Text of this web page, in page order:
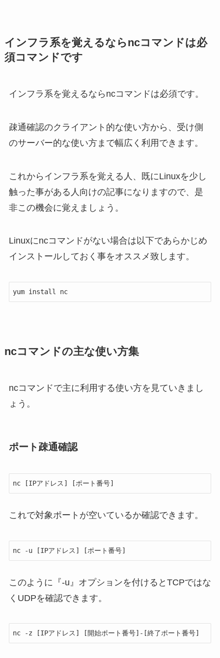
インフラ系を覚えるならncコマンドは必
須コマンドです
インフラ系を覚えるならncコマンドは必須です。
疎通確認のクライアント的な使い方から、受け側
のサーバー的な使い方まで幅広く利用できます。
これからインフラ系を覚える人、既にLinuxを少し
触った事がある人向けの記事になりますので、是
非この機会に覚えましょう。
Linuxにncコマンドがない場合は以下であらかじめ
インストールしておく事をオススメ致します。
yum install nc
ncコマンドの主な使い方集
ncコマンドで主に利用する使い方を見ていきまし
ょう。
ポート疎通確認
nc [IPアドレス] [ポート番号]
これで対象ポートが空いているか確認できます。
nc -u [IPアドレス] [ポート番号]
このように『-u』オプションを付けるとTCPではな
くUDPを確認できます。
nc -z [IPアドレス] [開始ポート番号]-[終了ポート番号]